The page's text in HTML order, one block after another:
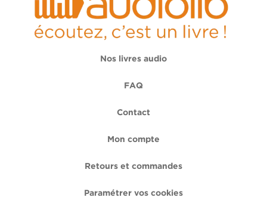
Nos livres audio
FAQ
Contact
Mon compte
Retours et commandes
Paramétrer vos cookies